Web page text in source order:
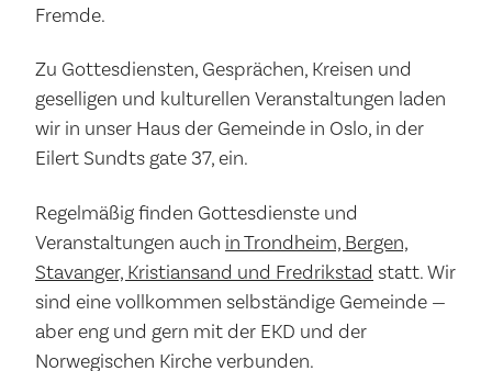
Fremde.
Zu Gottesdiensten, Gesprächen, Kreisen und
geselligen und kulturellen Veranstaltungen laden
wir in unser Haus der Gemeinde in Oslo, in der
Eilert Sundts gate 37, ein.
Regelmäßig finden Gottesdienste und
Veranstaltungen auch in Trondheim, Bergen,
Stavanger, Kristiansand und Fredrikstad statt. Wir
sind eine vollkommen selbständige Gemeinde —
aber eng und gern mit der EKD und der
Norwegischen Kirche verbunden.